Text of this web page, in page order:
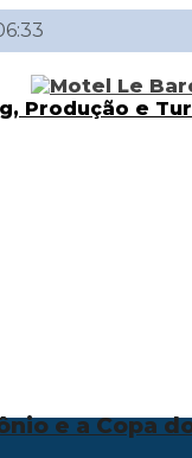
e a Copa